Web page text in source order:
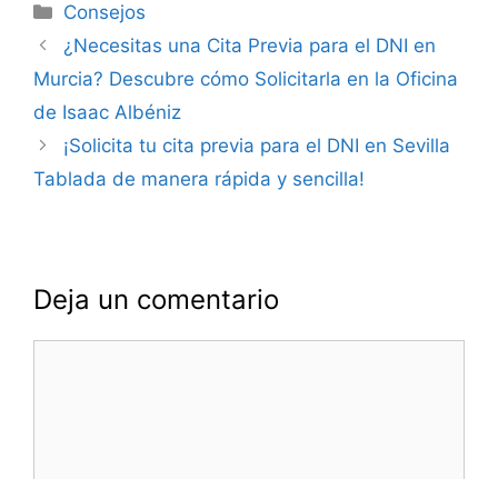
Categorías
Consejos
Navegación
de
¿Necesitas una Cita Previa para el DNI en
Murcia? Descubre cómo Solicitarla en la Oficina
de Isaac Albéniz
¡Solicita tu cita previa para el DNI en Sevilla
Tablada de manera rápida y sencilla!
Deja un comentario